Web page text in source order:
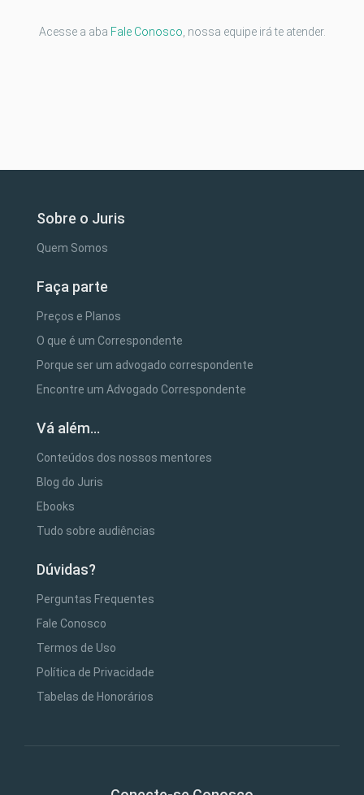
Acesse a aba Fale Conosco , nossa equipe irá te atender.
Sobre o Juris
Quem Somos
Faça parte
Preços e Planos
O que é um Correspondente
Porque ser um advogado correspondente
Encontre um Advogado Correspondente
Vá além...
Conteúdos dos nossos mentores
Blog do Juris
Ebooks
Tudo sobre audiências
Dúvidas?
Perguntas Frequentes
Fale Conosco
Termos de Uso
Política de Privacidade
Tabelas de Honorários